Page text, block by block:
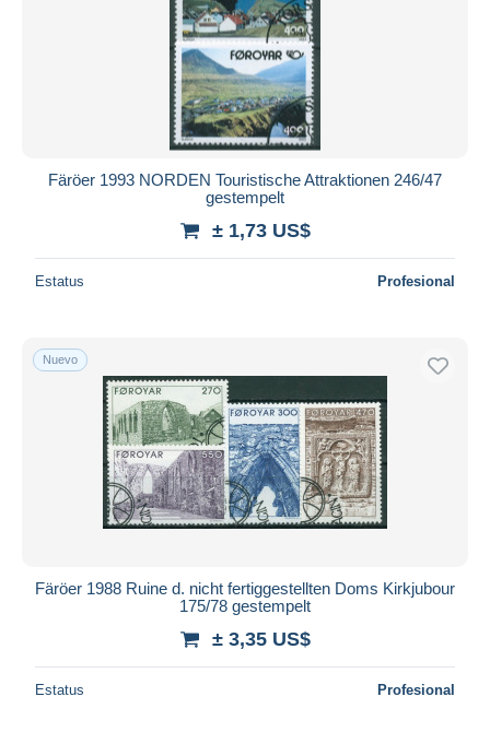
Färöer 1993 NORDEN Touristische Attraktionen 246/47
gestempelt
± 1,73 US$
Estatus Profesional
Nuevo
Färöer 1988 Ruine d. nicht fertiggestellten Doms Kirkjubour
175/78 gestempelt
± 3,35 US$
Estatus Profesional